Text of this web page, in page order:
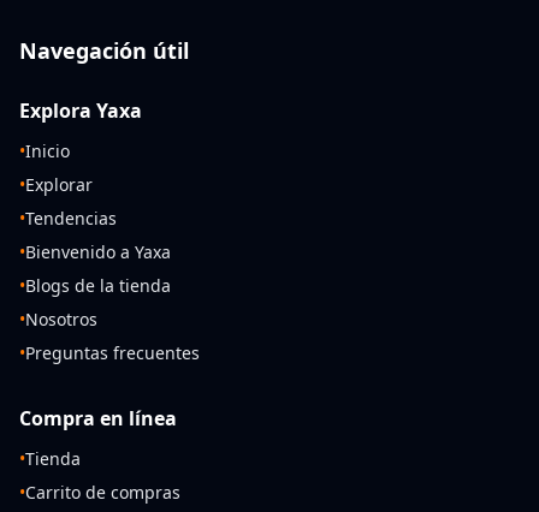
Navegación útil
Explora Yaxa
•Inicio
•Explorar
•Tendencias
•Bienvenido a Yaxa
•Blogs de la tienda
•Nosotros
•Preguntas frecuentes
Compra en línea
•Tienda
•Carrito de compras